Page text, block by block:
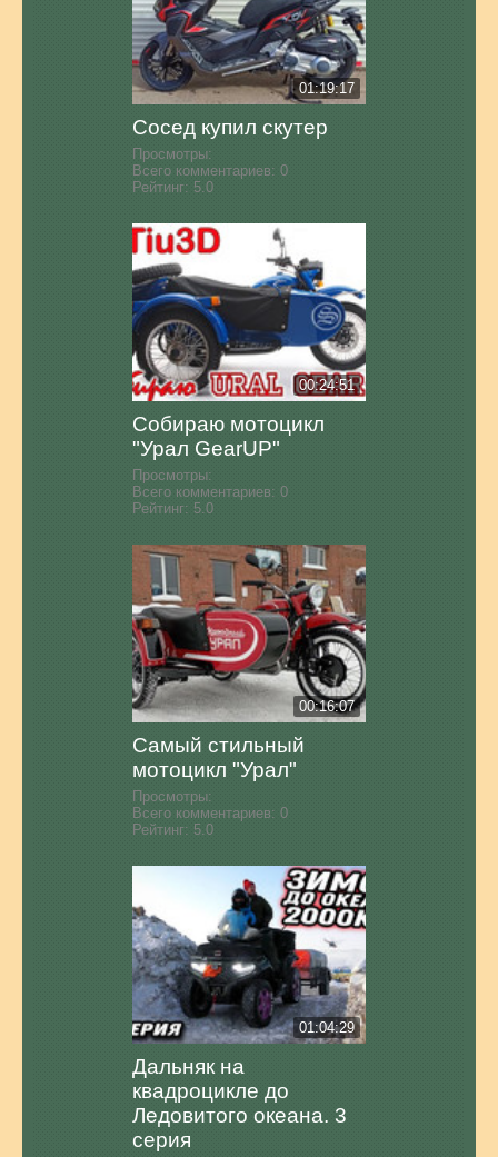
01:19:17
Сосед купил скутер
Просмотры:
Всего комментариев: 0
Рейтинг: 5.0
00:24:51
Собираю мотоцикл
"Урал GearUP"
Просмотры:
Всего комментариев: 0
Рейтинг: 5.0
00:16:07
Самый стильный
мотоцикл "Урал"
Просмотры:
Всего комментариев: 0
Рейтинг: 5.0
01:04:29
Дальняк на
квадроцикле до
Ледовитого океана. 3
серия